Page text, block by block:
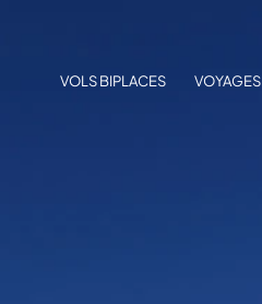
VOLS BIPLACES VOYAGES